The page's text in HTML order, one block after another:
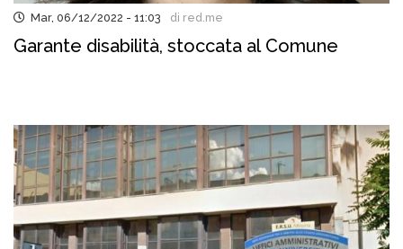
Mar, 06/12/2022 - 11:03 di red.me
Garante disabilità, stoccata al Comune